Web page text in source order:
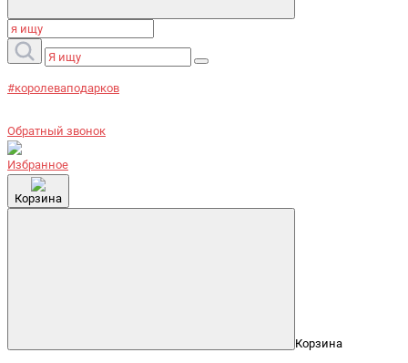
#королеваподарков
Обратный звонок
Избранное
Корзина
Корзина